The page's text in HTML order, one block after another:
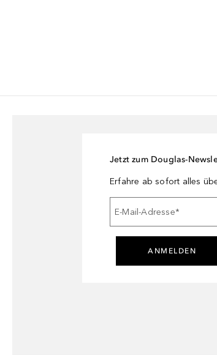
Jetzt zum Douglas-
Erfahre ab sofort alles
E-Mail-Adresse*
ANMELDEN